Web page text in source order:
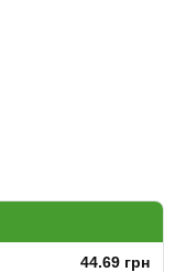
44.69 грн